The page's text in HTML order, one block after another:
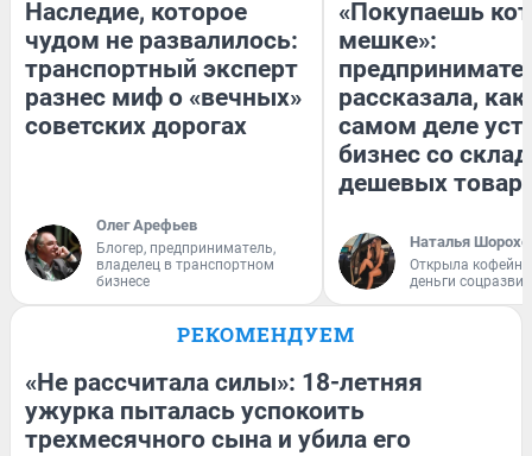
Наследие, которое
чудом не развалилось:
транспортный эксперт
разнес миф о «вечных»
советских дорогах
Олег Арефьев
Блогер, предприниматель,
владелец в транспортном
бизнесе
«Покупаешь
мешке»:
рассказала, как
самом деле
бизнес со
дешевых
Наталья
Открыла
деньги
РЕКОМЕНДУЕМ
«Не рассчитала силы»: 18-летняя
ужурка пыталась успокоить
трехмесячного сына и убила его